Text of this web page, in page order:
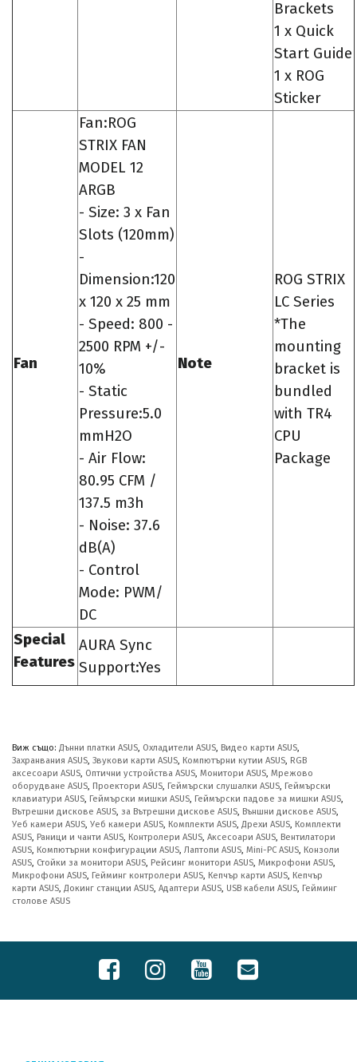
Brackets
1 x Quick
Start Guide
1 x ROG
Sticker
Fan
Fan:ROG
STRIX FAN
MODEL 12
ARGB
- Size: 3 x Fan
Slots (120mm)
-
Dimension:120
x 120 x 25 mm
- Speed: 800 -
2500 RPM +/-
10%
- Static
Pressure:5.0
mmH2O
- Air Flow:
80.95 CFM /
137.5 m3h
- Noise: 37.6
dB(A)
- Control
Mode: PWM/
DC
Note
ROG STRIX
LC Series
*The
mounting
bracket is
bundled
with TR4
CPU
Package
Special
Features
AURA Sync
Support:Yes
Виж също: Дънни платки ASUS, Охладители ASUS, Видео карти ASUS,
Захранвания ASUS, Звукови карти ASUS, Компютърни кутии ASUS, RGB
аксесоари ASUS, Оптични устройства ASUS, Монитори ASUS, Мрежово
оборудване ASUS, Проектори ASUS, Геймърски слушалки ASUS, Геймърски
клавиатури ASUS, Геймърски мишки ASUS, Геймърски падове за мишки ASUS,
Вътрешни дискове ASUS, за Вътрешни дискове ASUS, Външни дискове ASUS,
Уеб камери ASUS, Уеб камери ASUS, Комплекти ASUS, Дрехи ASUS, Комплекти
ASUS, Раници и чанти ASUS, Контролери ASUS, Аксесоари ASUS, Вентилатори
ASUS, Компютърни конфигурации ASUS, Лаптопи ASUS, Mini-PC ASUS, Конзоли
ASUS, Стойки за монитори ASUS, Рейсинг монитори ASUS, Микрофони ASUS,
Микрофони ASUS, Гейминг контролери ASUS, Кепчър карти ASUS, Кепчър
карти ASUS, Докинг станции ASUS, Адаптери ASUS, USB кабели ASUS, Гейминг
столове ASUS